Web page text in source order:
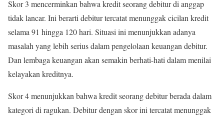
Skor 3 mencerminkan bahwa kredit seorang debitur di anggap
tidak lancar. Ini berarti debitur tercatat menunggak cicilan kredit
selama 91 hingga 120 hari. Situasi ini menunjukkan adanya
masalah yang lebih serius dalam pengelolaan keuangan debitur.
Dan lembaga keuangan akan semakin berhati-hati dalam menilai
kelayakan kreditnya.
Skor 4 menunjukkan bahwa kredit seorang debitur berada dalam
kategori di ragukan. Debitur dengan skor ini tercatat menunggak